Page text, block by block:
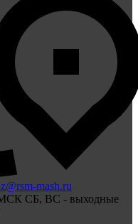
mash.ru
СБ, ВС - выходные